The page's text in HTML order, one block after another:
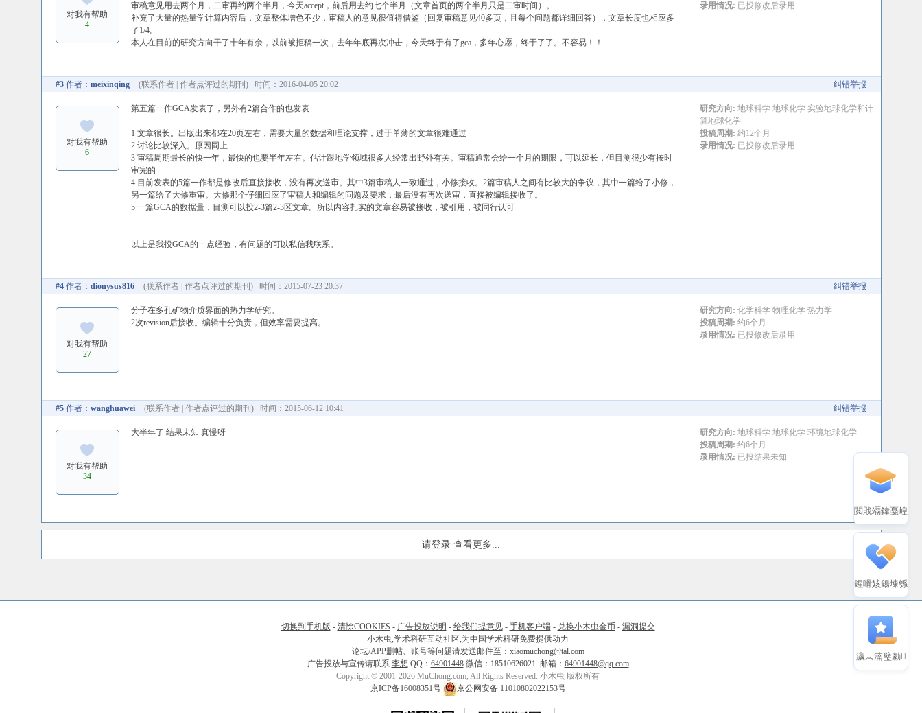
对我有帮助
4
审稿意见用去两个月，二审再约两个半月，今天accept，前后用去约七个半月（文章首页的两个半月只是二审时间）。
补充了大量的热量学计算内容后，文章整体增色不少，审稿人的意见很值得借鉴（回复审稿意见40多页，且每个问题都详细回答），文章长度也相应多
了1/4。
本人在目前的研究方向干了十年有余，以前被拒稿一次，去年年底再次冲击，今天终于有了gca，多年心愿，终于了了。不容易！！
录用情况: 已投修改后录用
#3作者： meixinqing (联系作者| 作者点评过的期刊 ) 时间：2016-04-05 20:02 纠错举报
对我有帮助
6
第五篇一作GCA发表了，另外有2篇合作的也发表
1 文章很长。出版出来都在20页左右，需要大量的数据和理论支撑，过于单薄的文章很难通过
2 讨论比较深入。原因同上
3 审稿周期最长的快一年，最快的也要半年左右。估计跟地学领域很多人经常出野外有关。审稿通常会给一个月的期限，可以延长，但目测很少有按时
审完的
4 目前发表的5篇一作都是修改后直接接收，没有再次送审。其中3篇审稿人一致通过，小修接收。2篇审稿人之间有比较大的争议，其中一篇给了小修，
另一篇给了大修重审。大修那个仔细回应了审稿人和编辑的问题及要求，最后没有再次送审，直接被编辑接收了。
5 一篇GCA的数据量，目测可以投2-3篇2-3区文章。所以内容扎实的文章容易被接收，被引用，被同行认可
以上是我投GCA的一点经验，有问题的可以私信我联系。
研究方向: 地球科学 地球化学 实验地球化学和计
算地球化学
投稿周期: 约12个月
录用情况: 已投修改后录用
#4作者： dionysus816 (联系作者| 作者点评过的期刊 ) 时间：2015-07-23 20:37 纠错举报
对我有帮助
27
分子在多孔矿物介质界面的热力学研究。
2次revision后接收。编辑十分负责，但效率需要提高。
研究方向: 化学科学 物理化学 热力学
投稿周期: 约6个月
录用情况: 已投修改后录用
#5作者： wanghuawei (联系作者| 作者点评过的期刊 ) 时间：2015-06-12 10:41 纠错举报
对我有帮助
34
大半年了 结果未知 真慢呀 研究方向: 地球科学 地球化学 环境地球化学
投稿周期: 约6个月
录用情况: 已投结果未知
请登录 查看更多...
切换到手机版 - 清除COOKIES - 广告投放说明 - 给我们提意见- 手机客户端- 兑换小木虫金币 - 漏洞提交
小木虫,学术科研互动社区,为中国学术科研免费提供动力
论坛/APP删帖、账号等问题请发送邮件至：xiaomuchong@tal.com
广告投放与宣传请联系 李想 QQ： 64901448微信：18510626021 邮箱： 64901448@qq.com
Copyright © 2001-2026 MuChong.com, All Rights Reserved. 小木虫 版权所有
京ICP备16008351号
京公网安备 11010802022153号
閲戝竵鍏戞崲
鍟嗗姟鍚堜綔
瀛︽湳璧勮